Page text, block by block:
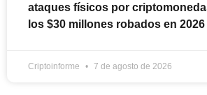
ataques físicos por
los $30 millones robados en 2026
Criptoinforme 7 de agosto de 2026